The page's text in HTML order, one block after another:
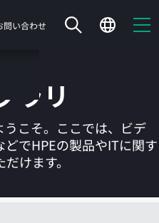
問い合わせ
空です
ラリ
こそ。ここでは、ビデ
でHPEの製品やITに関す
けます。